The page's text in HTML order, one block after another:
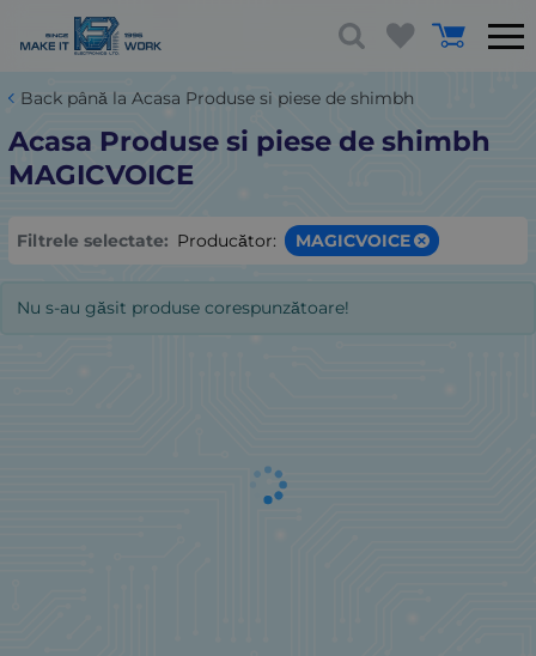
Back până la Acasa Produse si piese de shimbh
Acasa Produse si piese de shimbh
MAGICVOICE
Filtrele selectate: Producător: MAGICVOICE
Nu s-au găsit produse corespunzătoare!